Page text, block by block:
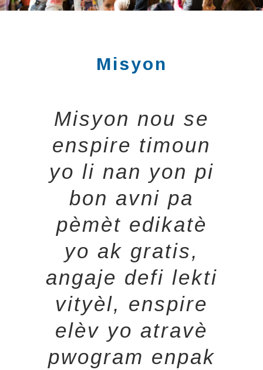
Misyon
Misyon nou se
enspire timoun
yo li nan yon pi
bon avni pa
pèmèt edikatè
yo ak gratis,
angaje defi lekti
vityèl, enspire
elèv yo atravè
pwogram enpak